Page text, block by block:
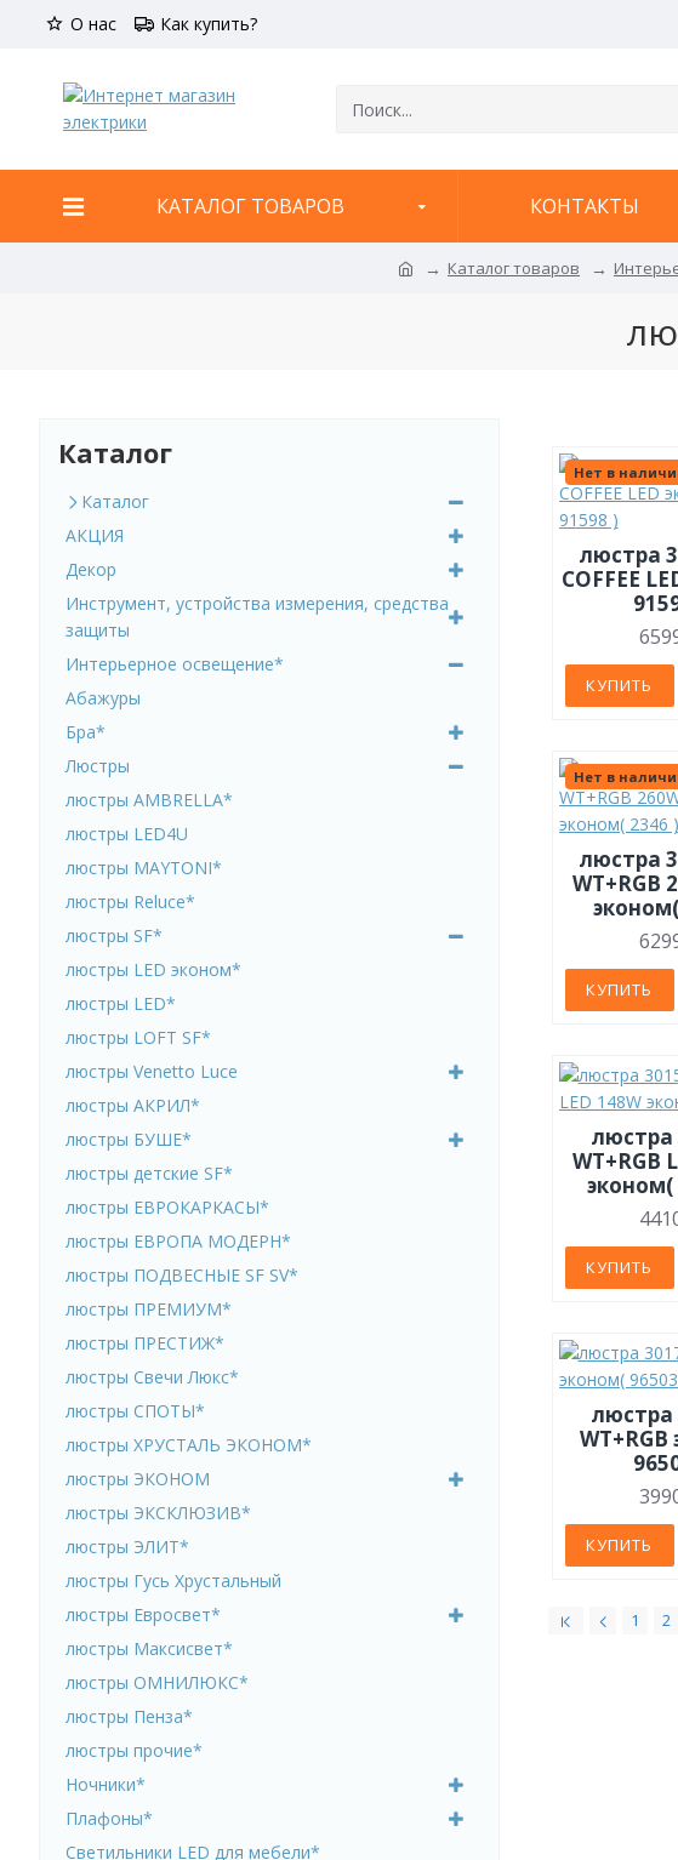
О нас Как купить?
КАТАЛОГ ТОВАРОВ КОНТАКТЫ
Каталог товаров
Каталог
Каталог
АКЦИЯ
Декор
Инструмент, устройства измерения, средства
защиты
Интерьерное освещение*
Абажуры
Бра*
Люстры
люстры AMBRELLA*
люстры LED4U
люстры MAYTONI*
люстры Reluce*
люстры SF*
люстры LED эконом*
люстры LED*
люстры LOFT SF*
люстры Venetto Luce
люстры АКРИЛ*
люстры БУШЕ*
люстры детские SF*
люстры ЕВРОКАРКАСЫ*
люстры ЕВРОПА МОДЕРН*
люстры ПОДВЕСНЫЕ SF SV*
люстры ПРЕМИУМ*
люстры ПРЕСТИЖ*
люстры Свечи Люкс*
люстры СПОТЫ*
люстры ХРУСТАЛЬ ЭКОНОМ*
люстры ЭКОНОМ
люстры ЭКСКЛЮЗИВ*
люстры ЭЛИТ*
люстры Гусь Хрустальный
люстры Евросвет*
люстры Максисвет*
люстры ОМНИЛЮКС*
люстры Пенза*
люстры прочие*
Ночники*
Плафоны*
Светильники LED для мебели*
Нет в
люстра
COFFEE
КУПИТЬ
Нет в
люстра
WT+RGB
КУПИТЬ
люстра
WT+RGB
эконом(
КУПИТЬ
люстра
КУПИТЬ
1 2